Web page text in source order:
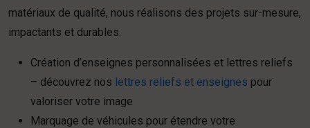
matériaux de qualité, nous réalisons des projets sur-mesure,
impactants et durables.
Création d’enseignes personnalisées et lettres reliefs
– découvrez nos lettres reliefs et enseignes pour
valoriser votre image
Marquage de véhicules pour étendre votre